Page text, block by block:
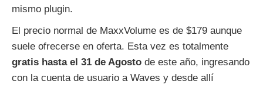
mismo plugin.
El precio normal de MaxxVolume es de $179 aunque
suele ofrecerse en oferta. Esta vez es totalmente
gratis hasta el 31 de Agosto de este año, ingresando
con la cuenta de usuario a Waves y desde allí